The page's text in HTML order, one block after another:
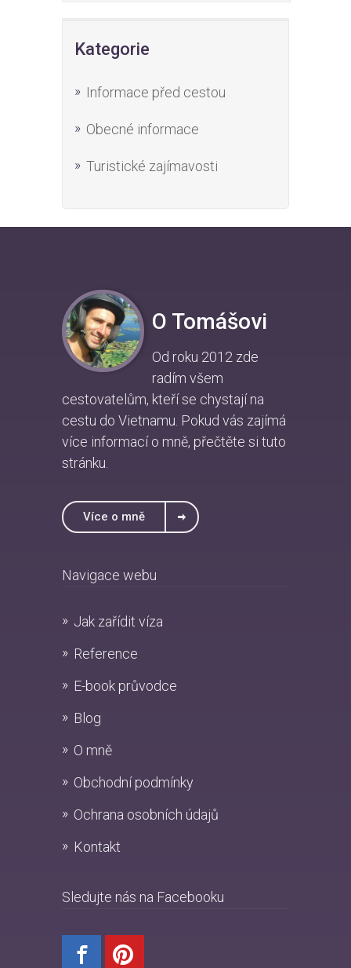
Kategorie
Informace před cestou
Obecné informace
Turistické zajímavosti
O Tomášovi
Od roku 2012 zde
radím všem
cestovatelům, kteří se chystají na
cestu do Vietnamu. Pokud vás zajímá
více informací o mně, přečtěte si tuto
stránku
Více o mně
Navigace webu
Jak zařídit víza
Reference
E-book průvodce
Blog
O mně
Obchodní podmínky
Ochrana osobních údajů
Kontakt
Sledujte nás na Facebooku